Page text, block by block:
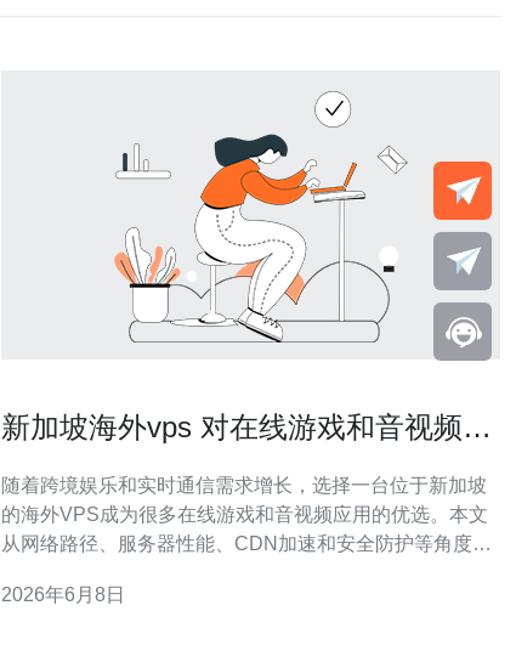
新加坡海外vps 对在线游戏和音视频应
随着跨境娱乐和实时通信需求增长，选择一台位于新加坡
的海外VPS成为很多在线游戏和音视频应用的优选。本文
从网络路径、服务器性能、CDN加速和安全防护等角度，
策。 在在线游戏场景中，延迟和抖动是最敏感的指标。新
2026年6月8日